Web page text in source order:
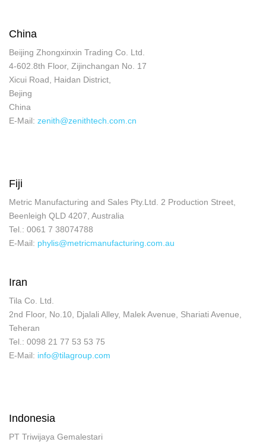
China
Beijing Zhongxinxin Trading Co. Ltd.
4-602.8th Floor, Zijinchangan No. 17
Xicui Road, Haidan District,
Bejing
China
E-Mail: zenith@zenithtech.com.cn
Fiji
Metric Manufacturing and Sales Pty.Ltd. 2 Production Street,
Beenleigh QLD 4207, Australia
Tel.: 0061 7 38074788
E-Mail: phylis@metricmanufacturing.com.au
Iran
Tila Co. Ltd.
2nd Floor, No.10, Djalali Alley, Malek Avenue, Shariati Avenue,
Teheran
Tel.: 0098 21 77 53 53 75
E-Mail: info@tilagroup.com
Indonesia
PT Triwijaya Gemalestari